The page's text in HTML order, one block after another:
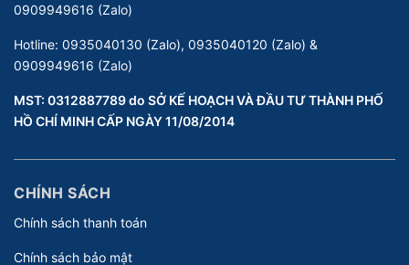
0909949616 (Zalo)
Hotline: 0935040130 (Zalo), 0935040120 (Zalo) &
0909949616 (Zalo)
MST: 0312887789 do SỞ KẾ HOẠCH VÀ ĐẦU TƯ THÀNH PHỐ
HỒ CHÍ MINH CẤP NGÀY 11/08/2014
CHÍNH SÁCH
Chính sách thanh toán
Chính sách bảo mật